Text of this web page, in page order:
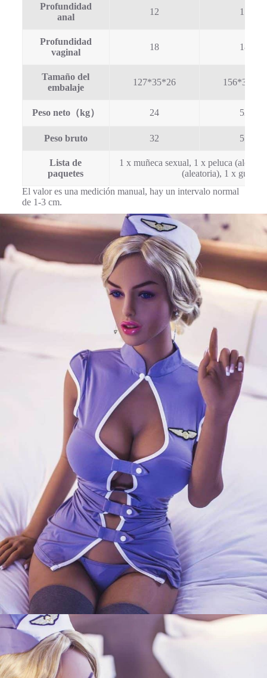
Profundidad
anal
12 15
Profundidad
vaginal
18 18
Tamaño del
embalaje
127*35*26 156*38*29
Peso neto（kg） 24 52
Peso bruto 32 55
Lista de
paquetes
1 x muñeca sexual, 1 x peluca
(aleatoria), 1 x
El valor es una medición manual, hay un intervalo normal
de 1-3 cm.